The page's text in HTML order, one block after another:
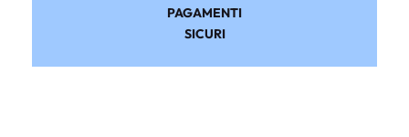
PAGAMENTI
SICURI